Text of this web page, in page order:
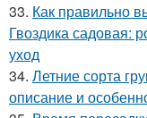
33. Как правильно
Гвоздика садовая:
уход
34. Летние сорта
описание и